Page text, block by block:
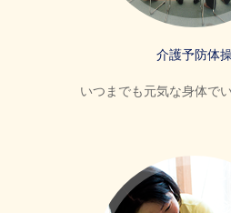
介護予防体
いつまでも元気な身体で